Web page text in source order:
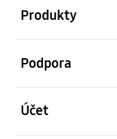
Produkty
Podpora
Účet